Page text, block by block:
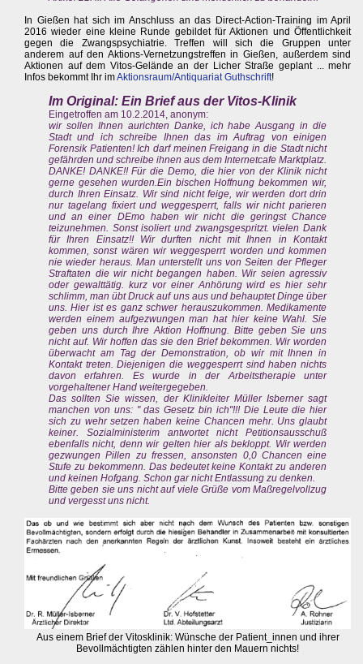
In Gießen hat sich im Anschluss an das Direct-Action-Training im April
2016 wieder eine kleine Runde gebildet für Aktionen und Öffentlichkeit
gegen die Zwangspsychiatrie. Treffen will sich die Gruppen unter
anderem auf den Aktions-Vernetzungstreffen in Gießen, außerdem sind
Aktionen auf dem Vitos-Gelände an der Licher Straße geplant ... mehr
Infos bekommt Ihr imAktionsraum/Antiquariat Guthschrift!
Im Original: Ein Brief aus der Vitos-Klinik
Eingetroffen am 10.2.2014, anonym:
wir sollen Ihnen aurichten Danke, ich habe Ausgang in die
Stadt und ich schreibe Ihnen das im Auftrag von einigen
Forensik Patienten! Ich darf meinen Freigang in die Stadt nicht
gefährden und schreibe ihnen aus dem Internetcafe Marktplatz.
DANKE! DANKE!! Für die Demo, die hier von der Klinik nicht
gerne gesehen wurden.Ein bischen Hoffnung bekommen wir,
durch Ihren Einsatz. Wir sind nicht feige, wir werden dort drin
nur tagelang fixiert und weggesperrt, falls wir nicht parieren
und an einer DEmo haben wir nicht die geringst Chance
teizunehmen. Sonst isoliert und zwangsgespritzt. vielen Dank
für Ihren Einsatz!! Wir durften nicht mit Ihnen in Kontakt
kommen, sonst wären wir weggesperrt worden und kommen
nie wieder heraus. Man unterstellt uns von Seiten der Pfleger
Straftaten die wir nicht begangen haben. Wir seien agressiv
oder gewalttätig. kurz vor einer Anhörung wird es hier sehr
schlimm, man übt Druck auf uns aus und behauptet Dinge über
uns. Hier ist es ganz schwer herauszukommen. Medikamente
werden einem aufgezwungen man hat hier keine Wahl. Sie
geben uns durch Ihre Aktion Hoffnung. Bitte geben Sie uns
nicht auf. Wir hoffen das sie den Brief bekommen. Wir worden
überwacht am Tag der Demonstration, ob wir mit Ihnen in
Kontakt treten. Diejenigen die weggesperrt sind haben nichts
davon erfahren. Es wurde in der Arbeitstherapie unter
vorgehaltener Hand weitergegeben.
Das sollten Sie wissen, der Klinikleiter Müller Isberner sagt
manchen von uns: " das Gesetz bin ich"!!! Die Leute die hier
sich zu wehr setzen haben keine Chancen mehr. Uns glaubt
keiner. Sozialministerim antwortet nicht Petitionsausschuß
ebenfalls nicht, denn wir gelten hier als bekloppt. Wir werden
gezwungen Pillen zu fressen, ansonsten 0,0 Chancen eine
Stufe zu bekommenn. Das bedeutet keine Kontakt zu anderen
und keinen Hofgang. Schon gar nicht Entlassung zu denken.
Bitte geben sie uns nicht auf viele Grüße vom Maßregelvollzug
und vergesst uns nicht.
Aus einem Brief der Vitosklinik: Wünsche der Patient_innen und ihrer
Bevollmächtigten zählen hinter den Mauern nichts!